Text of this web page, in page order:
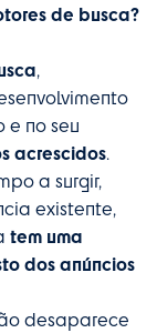
de busca?
,
e no seu
acrescidos.
a surgir,
existente,
tem uma
dos anúncios
desaparece